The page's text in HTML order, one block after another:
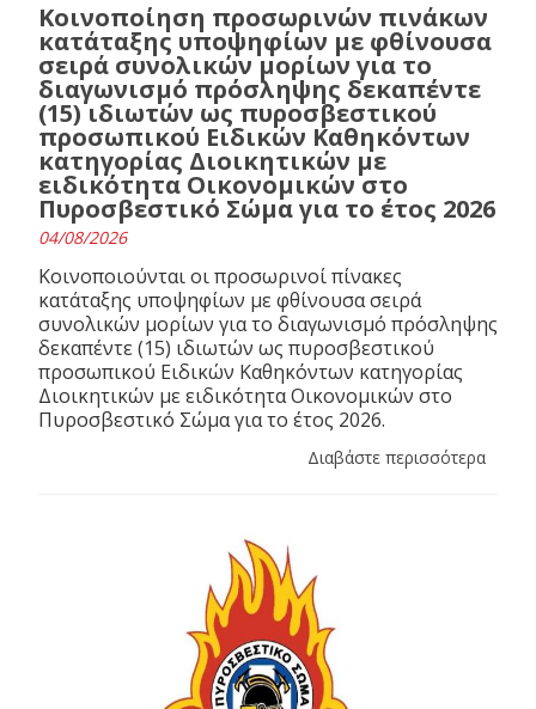
Κοινοποίηση προσωρινών πινάκων
κατάταξης υποψηφίων με φθίνουσα
σειρά συνολικών μορίων για το
διαγωνισμό πρόσληψης δεκαπέντε
(15) ιδιωτών ως πυροσβεστικού
προσωπικού Ειδικών Καθηκόντων
κατηγορίας Διοικητικών με
ειδικότητα Οικονομικών στο
Πυροσβεστικό Σώμα για το έτος 2026
04/08/2026
Κοινοποιούνται οι προσωρινοί πίνακες
κατάταξης υποψηφίων με φθίνουσα σειρά
συνολικών μορίων για το διαγωνισμό πρόσληψης
δεκαπέντε (15) ιδιωτών ως πυροσβεστικού
προσωπικού Ειδικών Καθηκόντων κατηγορίας
Διοικητικών με ειδικότητα Οικονομικών στο
Πυροσβεστικό Σώμα για το έτος 2026.
Διαβάστε περισσότερα